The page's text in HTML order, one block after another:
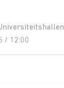
/ 12:00